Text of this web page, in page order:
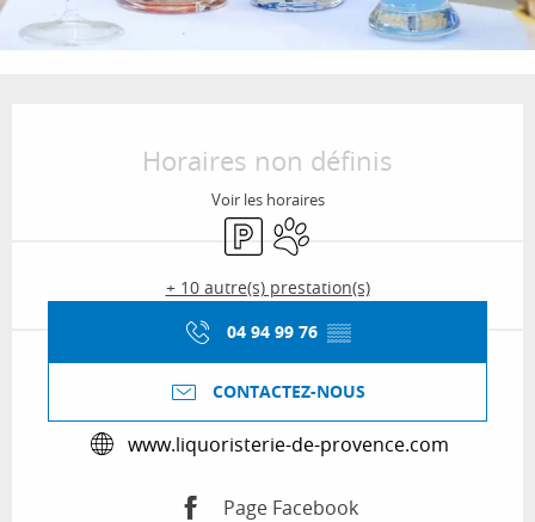
Horaires non définis
Voir les horaires
ParkingAnimaux acceptés
+ 10 autre(s) prestation(s)
04 94 99 76 ▒▒
CONTACTEZ-NOUS
www.liquoristerie-de-provence.com
Page Facebook